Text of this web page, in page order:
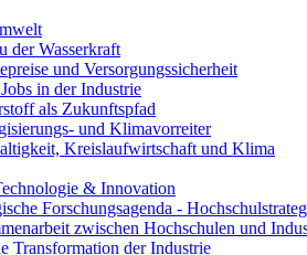
der Wasserkraft
und Versorgungssicherheit
in der Industrie
als Zukunftspfad
und Klimavorreiter
Kreislaufwirtschaft und Klima
& Innovation
Forschungsagenda -
zwischen Hochschulen und
Transformation der Industrie